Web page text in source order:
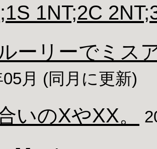
1NT;2C
ーリーでミス
月 (同月に更新)
いのXやXX。